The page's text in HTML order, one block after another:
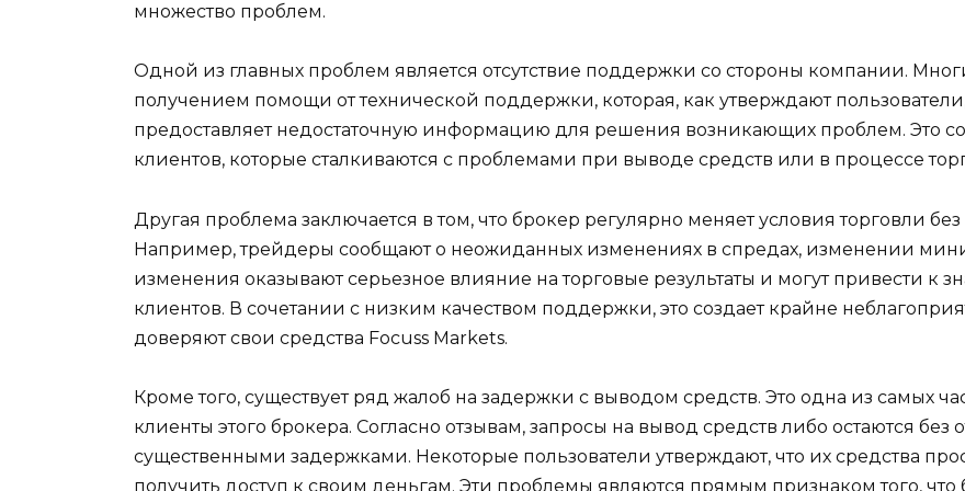
множество проблем.
Одной из главных проблем является отсутствие поддержки со стороны компании.
получением помощи от технической поддержки, которая, как утверждают
предоставляет недостаточную информацию для решения возникающих проблем. Это
клиентов, которые сталкиваются с проблемами при выводе средств или в процессе
Другая проблема заключается в том, что брокер регулярно меняет условия торговли
Например, трейдеры сообщают о неожиданных изменениях в спредах, изменении
изменения оказывают серьезное влияние на торговые результаты и могут привести к
клиентов. В сочетании с низким качеством поддержки, это создает крайне
доверяют свои средства Focuss Markets.
Кроме того, существует ряд жалоб на задержки с выводом средств. Это одна из самых
клиенты этого брокера. Согласно отзывам, запросы на вывод средств либо остаются без
существенными задержками. Некоторые пользователи утверждают, что их средства
получить доступ к своим деньгам. Эти проблемы являются прямым признаком того, что